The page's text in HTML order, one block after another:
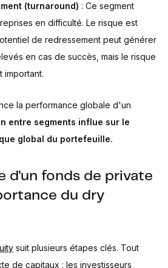
(turnaround) : Ce segment
en difficulté. Le risque est
de redressement peut générer
en cas de succès, mais le risque
important.
la performance globale d'un
entre segments influe sur le
global du portefeuille.
d'un fonds de private
du dry
suit plusieurs étapes clés. Tout
de capitaux : les investisseurs